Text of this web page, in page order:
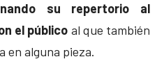
su repertorio al
el público al que también
en alguna pieza.